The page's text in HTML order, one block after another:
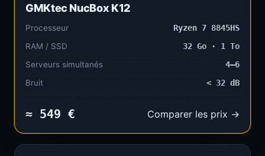
GMKtec NucBox K12
Processeur
Ryzen 7 8845HS
RAM / SSD
32 Go · 1 To
Serveurs simultanés
4–6
Bruit
< 32 dB
≈ 549 € Comparer les prix →